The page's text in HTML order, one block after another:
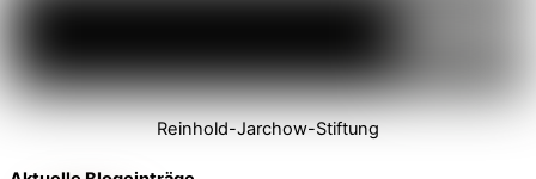
Reinhold-Jarchow-Stiftung